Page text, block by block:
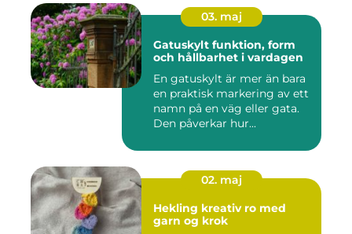
03. maj
Gatuskylt funktion, form
och hållbarhet i vardagen
En gatuskylt är mer än bara
en praktisk markering av ett
namn på en väg eller gata.
Den påverkar hur...
02. maj
Hekling kreativ ro med
garn og krok